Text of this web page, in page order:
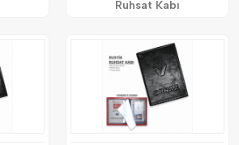
Ruhsat Kabı